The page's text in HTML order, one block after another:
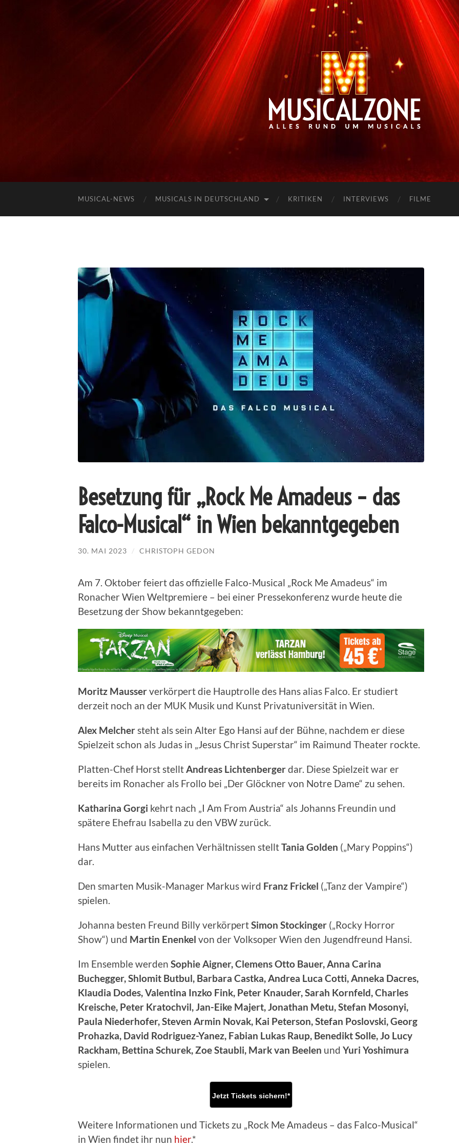
MUSICAL-NEWS MUSICALS IN DEUTSCHLAND KRITIKEN INTERVIEWS FILME
Besetzung für „Rock Me Amadeus – das
Falco-Musical“ in Wien bekanntgegeben
30. MAI 2023 / CHRISTOPH GEDON
Am 7. Oktober feiert das offizielle Falco-Musical „Rock Me Amadeus“ im
Ronacher Wien Weltpremiere – bei einer Pressekonferenz wurde heute die
Besetzung der Show bekanntgegeben:
Moritz Mausserverkörpert die Hauptrolle des Hans alias Falco. Er studiert
derzeit noch an der MUK Musik und Kunst Privatuniversität in Wien.
Alex Melchersteht als sein Alter Ego Hansi auf der Bühne, nachdem er diese
Spielzeit schon als Judas in „Jesus Christ Superstar“ im Raimund Theater rockte.
Platten-Chef Horst stelltAndreas Lichtenbergerdar. Diese Spielzeit war er
bereits im Ronacher als Frollo bei „Der Glöckner von Notre Dame“ zu sehen.
Katharina Gorgi kehrt nach „I Am From Austria“ als Johanns Freundin und
spätere Ehefrau Isabella zu den VBW zurück.
Hans Mutter aus einfachen Verhältnissen stelltTania Golden („Mary Poppins“)
dar.
Den smarten Musik-Manager Markus wird Franz Frickel („Tanz der Vampire“)
spielen.
Johanna besten Freund Billy verkörpertSimon Stockinger („Rocky Horror
Show“) und Martin Enenkel von der Volksoper Wien den Jugendfreund Hansi.
Im Ensemble werden Sophie Aigner, Clemens Otto Bauer, Anna Carina
Buchegger, Shlomit Butbul, Barbara Castka, Andrea Luca Cotti, Anneka Dacres,
Klaudia Dodes, Valentina Inzko Fink, Peter Knauder, Sarah Kornfeld, Charles
Kreische, Peter Kratochvil, Jan-Eike Majert, Jonathan Metu, Stefan Mosonyi,
Paula Niederhofer, Steven Armin Novak, Kai Peterson, Stefan Poslovski, Georg
Prohazka, David Rodriguez-Yanez, Fabian Lukas Raup, Benedikt Solle, Jo Lucy
Rackham, Bettina Schurek, Zoe Staubli, Mark van Beelen und Yuri Yoshimura
spielen.
Jetzt Tickets sichern!*
Weitere Informationen und Tickets zu „Rock Me Amadeus – das Falco-Musical“
in Wien findet ihr nun hier.*